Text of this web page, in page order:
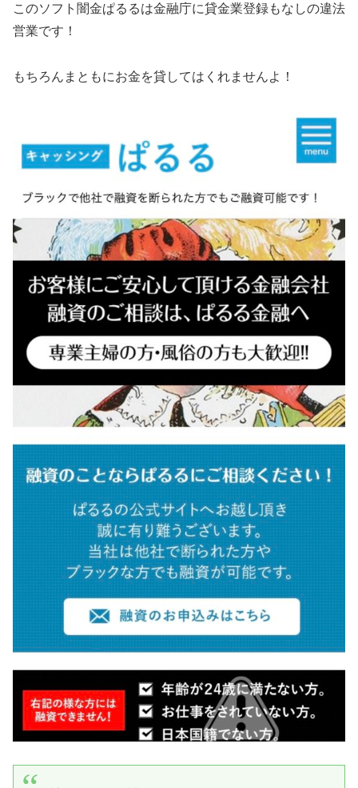
このソフト闇金ぱるるは金融庁に貸金業登録もなしの違法
営業です！
もちろんまともにお金を貸してはくれませんよ！